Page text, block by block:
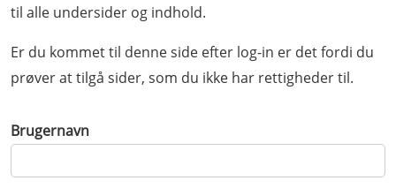
til alle undersider og indhold.
Er du kommet til denne side efter log-in er det fordi du
prøver at tilgå sider, som du ikke har rettigheder til.
Brugernavn